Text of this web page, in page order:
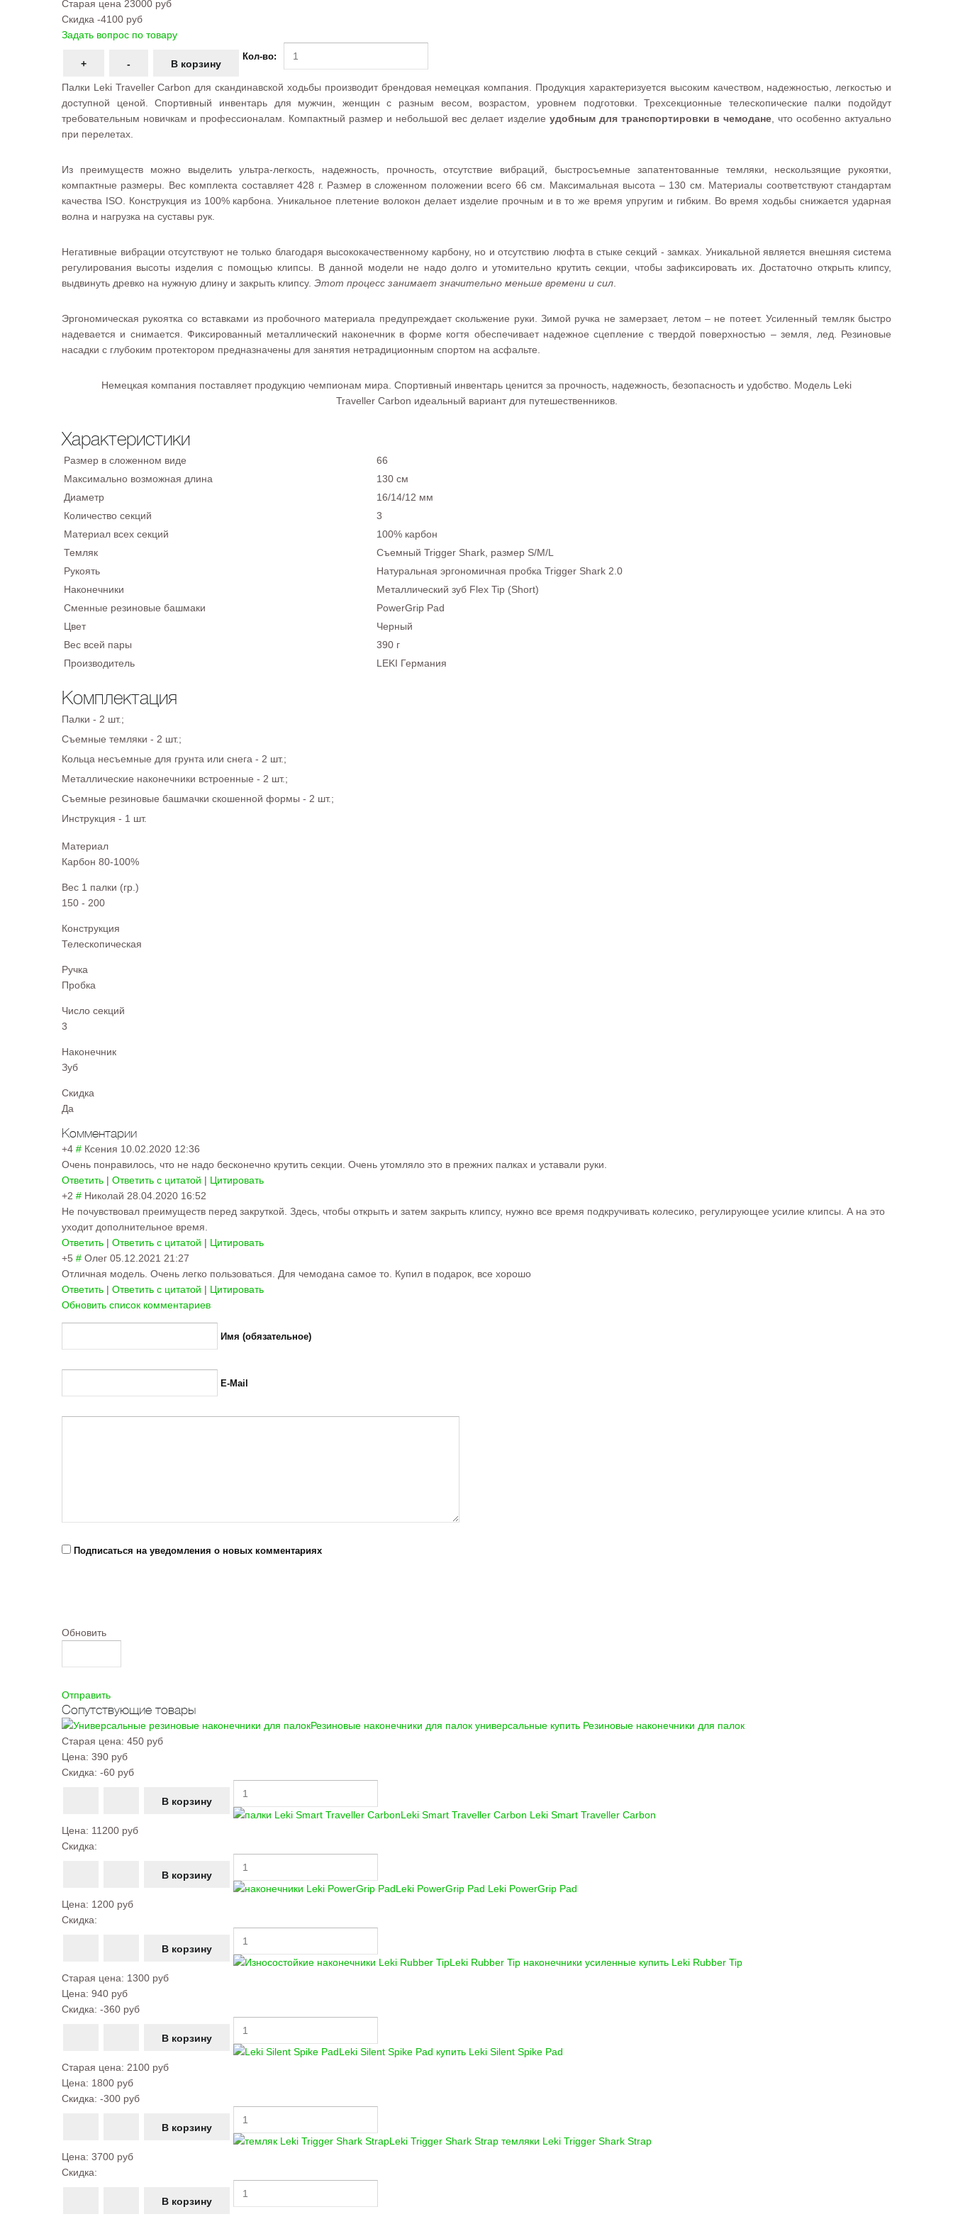
Старая цена 23000 руб
Скидка -4100 руб
Задать вопрос по товару
Кол-во:
Палки Leki Traveller Carbon для скандинавской ходьбы производит брендовая немецкая компания. Продукция характеризуется высоким качеством, надежностью, легкостью и
доступной ценой. Спортивный инвентарь для мужчин, женщин с разным весом, возрастом, уровнем подготовки. Трехсекционные телескопические палки подойдут
требовательным новичкам и профессионалам. Компактный размер и небольшой вес делает изделие удобным для транспортировки в чемодане, что особенно актуально
при перелетах.
Из преимуществ можно выделить ультра-легкость, надежность, прочность, отсутствие вибраций, быстросъемные запатентованные темляки, нескользящие рукоятки,
компактные размеры. Вес комплекта составляет 428 г. Размер в сложенном положении всего 66 см. Максимальная высота – 130 см. Материалы соответствуют стандартам
качества ISO. Конструкция из 100% карбона. Уникальное плетение волокон делает изделие прочным и в то же время упругим и гибким. Во время ходьбы снижается ударная
волна и нагрузка на суставы рук.
Негативные вибрации отсутствуют не только благодаря высококачественному карбону, но и отсутствию люфта в стыке секций - замках. Уникальной является внешняя система
регулирования высоты изделия с помощью клипсы. В данной модели не надо долго и утомительно крутить секции, чтобы зафиксировать их. Достаточно открыть клипсу,
выдвинуть древко на нужную длину и закрыть клипсу. Этот процесс занимает значительно меньше времени и сил
Эргономическая рукоятка со вставками из пробочного материала предупреждает скольжение руки. Зимой ручка не замерзает, летом – не потеет. Усиленный темляк быстро
надевается и снимается. Фиксированный металлический наконечник в форме когтя обеспечивает надежное сцепление с твердой поверхностью – земля, лед. Резиновые
насадки с глубоким протектором предназначены для занятия нетрадиционным спортом на асфальте.
Немецкая компания поставляет продукцию чемпионам мира. Спортивный инвентарь ценится за прочность, надежность, безопасность и удобство. Модель Leki
Traveller Carbon идеальный вариант для путешественников.
Характеристики
Размер в сложенном виде
66
Максимально возможная длина
130 см
Диаметр
16/14/12 мм
Количество секций
3
Материал всех секций
100% карбон
Темляк
Съемный Trigger Shark, размер S/M/L
Рукоять
Натуральная эргономичная пробка Trigger Shark 2.0
Наконечники
Металлический зуб Flex Tip (Short)
Сменные резиновые башмаки
PowerGrip Pad
Цвет
Черный
Вес всей пары
390 г
Производитель
LEKI Германия
Комплектация
Палки - 2 шт.;
Съемные темляки - 2 шт.;
Кольца несъемные для грунта или снега - 2 шт.;
Металлические наконечники встроенные - 2 шт.;
Съемные резиновые башмачки скошенной формы - 2 шт.;
Инструкция - 1 шт.
Материал
Карбон 80-100%
Вес 1 палки (гр.)
150 - 200
Конструкция
Телескопическая
Ручка
Пробка
Число секций
3
Наконечник
Зуб
Скидка
Да
Комментарии
+4 # Ксения 10.02.2020 12:36
Очень понравилось, что не надо бесконечно крутить секции. Очень утомляло это в прежних палках и уставали руки.
Ответить | Ответить с цитатой | Цитировать
+2 # Николай 28.04.2020 16:52
Не почувствовал преимуществ перед закруткой. Здесь, чтобы открыть и затем закрыть клипсу, нужно все время подкручивать колесико, регулирующее усилие клипсы. А на это
уходит дополнительное время.
Ответить | Ответить с цитатой | Цитировать
+5 # Олег 05.12.2021 21:27
Отличная модель. Очень легко пользоваться. Для чемодана самое то. Купил в подарок, все хорошо
Ответить | Ответить с цитатой | Цитировать
Обновить список комментариев
Имя (обязательное)
E-Mail
Подписаться на уведомления о новых комментариях
Обновить
Отправить
Сопутствующие товары
Резиновые наконечники для палок универсальные купить Резиновые наконечники для палок
Старая цена: 450 руб
Цена: 390 руб
Скидка: -60 руб
Leki Smart Traveller Carbon Leki Smart Traveller Carbon
Цена: 11200 руб
Скидка:
Leki PowerGrip Pad Leki PowerGrip Pad
Цена: 1200 руб
Скидка:
Leki Rubber Tip наконечники усиленные купить Leki Rubber Tip
Старая цена: 1300 руб
Цена: 940 руб
Скидка: -360 руб
Leki Silent Spike Pad купить Leki Silent Spike Pad
Старая цена: 2100 руб
Цена: 1800 руб
Скидка: -300 руб
Leki Trigger Shark Strap темляки Leki Trigger Shark Strap
Цена: 3700 руб
Скидка: